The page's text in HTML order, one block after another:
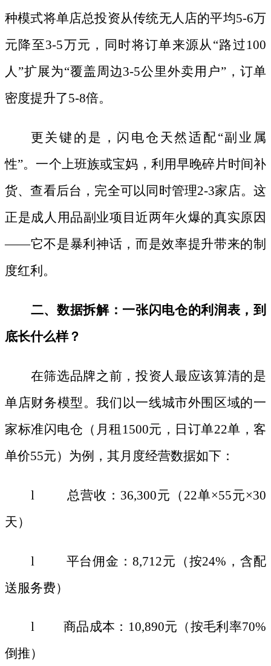
种模式将单店总投资从传统无人店的平均5-6万
元降至3-5万元，同时将订单来源从“路过100
人”扩展为“覆盖周边3-5公里外卖用户”，订单
密度提升了5-8倍。
更关键的是，闪电仓天然适配“副业属
性”。一个上班族或宝妈，利用早晚碎片时间补
货、查看后台，完全可以同时管理2-3家店。这
正是成人用品副业项目近两年火爆的真实原因
——它不是暴利神话，而是效率提升带来的制
度红利。
二、数据拆解：一张闪电仓的利润表，到
底长什么样？
在筛选品牌之前，投资人最应该算清的是
单店财务模型。我们以一线城市外围区域的一
家标准闪电仓（月租 1500元，日订单22单，客
单价55元）为例，其月度经营数据如下：
l 总营收：36,300元（22单×55元×30
天）
l 平台佣金：8,712元（按24%，含配
送服务费）
l 商品成本：10,890元（按毛利率70%
倒推）